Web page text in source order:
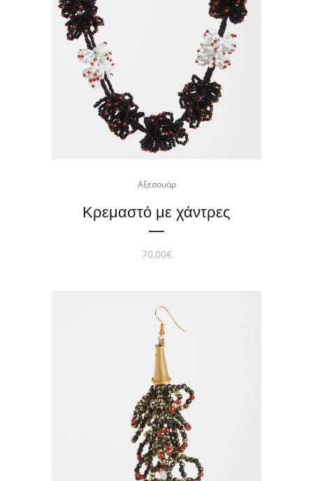
Αξεσουάρ
Κρεμαστό με χάντρες
70,00€